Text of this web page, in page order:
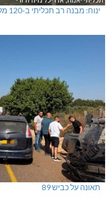
ינוח: מבנה רב תכליתי ב-120 מלש"ח
תאונה על כביש 89